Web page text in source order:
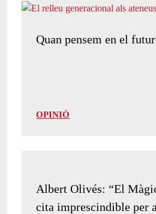
Quan pensem en el
OPINIÓ
Albert Olivés: “El
cita imprescindible per